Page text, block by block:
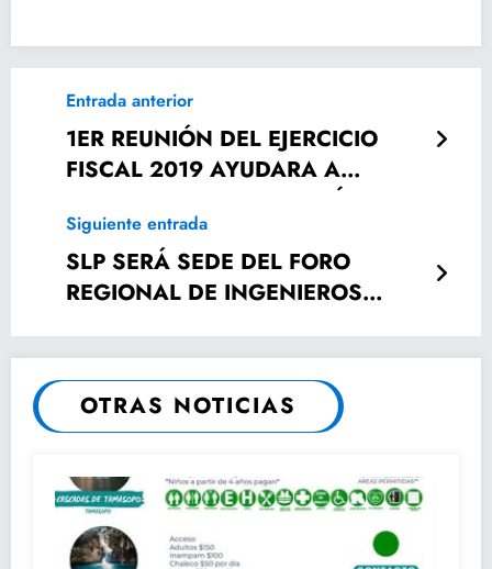
Entrada anterior
1ER REUNIÓN DEL EJERCICIO
FISCAL 2019 AYUDARA A
MEJORAR EL RECURSO PÚBLICO:
RCB
Siguiente entrada
SLP SERÁ SEDE DEL FORO
REGIONAL DE INGENIEROS
OTRAS NOTICIAS